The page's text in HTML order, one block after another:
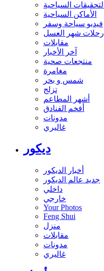
التحقيقات السياحية
الأماكن السياحية
فيديو سياحة وسفر
رحلات شهر العسل
مقابلات
آخر الأخبار
منتجعات صحية
مغامرة
شمس و بحر
تزلج
أشهر المطاعم
أفخم الفنادق
مدونات
غاليري
ديكور
أخبار الديكور
جديد عالم الديكور
داخلي
خارجي
Your Photos
Feng Shui
منزل
مقابلات
مدونات
غاليري